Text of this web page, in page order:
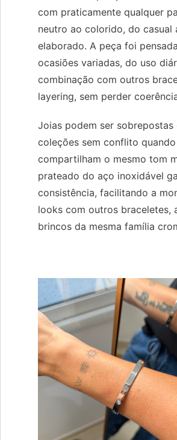
com praticamente qualquer
neutro ao colorido, do casual
elaborado. A peça foi
ocasiões variadas, do uso
combinação com outros
layering, sem perder
Joias podem ser sobrepostas
coleções sem conflito quando
compartilham o mesmo tom
prateado do aço inoxidável
consistência, facilitando a
looks com outros braceletes,
brincos da mesma família